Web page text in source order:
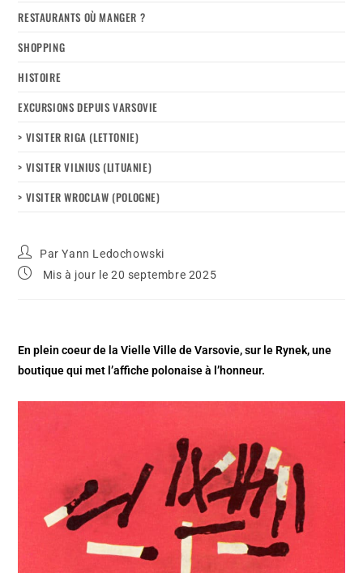
RESTAURANTS OÙ MANGER ?
SHOPPING
HISTOIRE
EXCURSIONS DEPUIS VARSOVIE
> VISITER RIGA (LETTONIE)
> VISITER VILNIUS (LITUANIE)
> VISITER WROCLAW (POLOGNE)
ParYann Ledochowski
Mis à jour le 20 septembre 2025
En plein coeur de la Vielle Ville de Varsovie, sur le Rynek, une
boutique qui met l’affiche polonaise à l’honneur.